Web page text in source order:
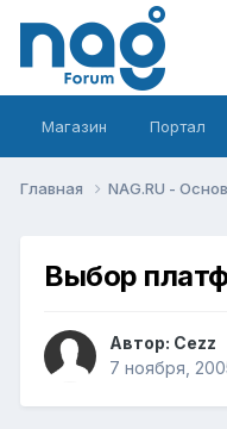
Магазин Портал
Главная NAG.RU -
Выбор
Автор: Cezz
7 ноября,